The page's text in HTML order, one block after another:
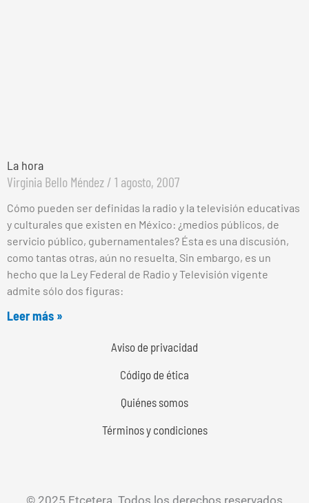
La hora
Virginia Bello Méndez 1 agosto, 2007
Cómo pueden ser definidas la radio y la televisión educativas
y culturales que existen en México: ¿medios públicos, de
servicio público, gubernamentales? Ésta es una discusión,
como tantas otras, aún no resuelta. Sin embargo, es un
hecho que la Ley Federal de Radio y Televisión vigente
admite sólo dos figuras:
Leer más »
Aviso de privacidad
Código de ética
Quiénes somos
Términos y condiciones
© 2025 Etcetera. Todos los derechos reservados